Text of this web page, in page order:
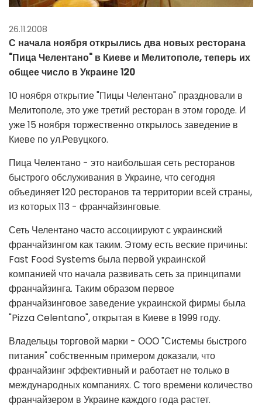
26.11.2008
С начала ноября открылись два новых ресторана
"Пица Челентано" в Киеве и Мелитополе, теперь их
общее число в Украине 120
10 ноября открытие "Пицы Челентано" праздновали в
Мелитополе, это уже третий ресторан в этом городе. И
уже 15 ноября торжественно открылось заведение в
Киеве по ул.Ревуцкого.
Пица Челентано - это наибольшая сеть ресторанов
быстрого обслуживания в Украине, что сегодня
объединяет 120 ресторанов та территории всей страны,
из которых 113 - франчайзинговые.
Сеть Челентано часто ассоциируют с украинский
франчайзингом как таким. Этому есть веские причины:
Fast Food Systems была первой украинской
компанией что начала развивать сеть за принципами
франчайзинга. Таким образом первое
франчайзинговое заведение украинской фирмы была
"Pizza Celentano", открытая в Киеве в 1999 году.
Владельцы торговой марки - ООО "Системы быстрого
питания" собственным примером доказали, что
франчайзинг эффективный и работает не только в
международных компаниях. С того времени количество
франчайзером в Украине каждого года растет.